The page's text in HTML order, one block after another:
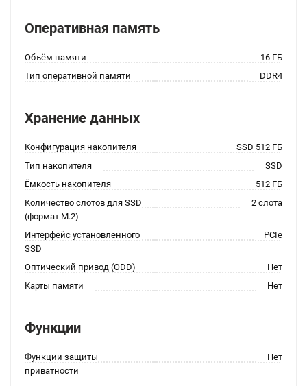
Оперативная память
Объём памяти
16 ГБ
Тип оперативной памяти
DDR4
Хранение данных
Конфигурация накопителя
SSD 512 ГБ
Тип накопителя
SSD
Ёмкость накопителя
512 ГБ
Количество слотов для SSD
(формат M.2)
2 слота
Интерфейс установленного
SSD
PCIe
Оптический привод (ODD)
Нет
Карты памяти
Нет
Функции
Функции защиты
приватности
Нет